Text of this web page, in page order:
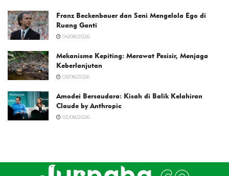
Franz Beckenbauer dan Seni Mengelola Ego di
Ruang Ganti
04/08/2026
Mekanisme Kepiting: Merawat Pesisir, Menjaga
Keberlanjutan
03/08/2026
Amodei Bersaudara: Kisah di Balik Kelahiran
Claude by Anthropic
02/08/2026